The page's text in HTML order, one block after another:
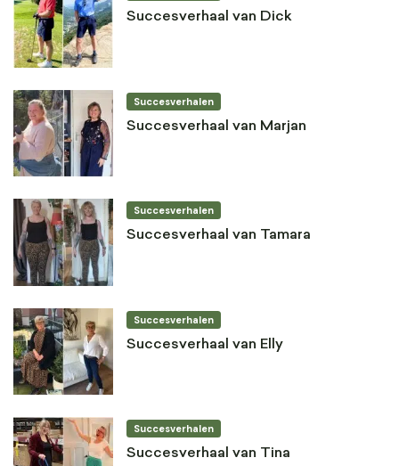
Succesverhaal van Dick
Succesverhalen
Succesverhaal van Marjan
Succesverhalen
Succesverhaal van Tamara
Succesverhalen
Succesverhaal van Elly
Succesverhalen
Succesverhaal van Tina